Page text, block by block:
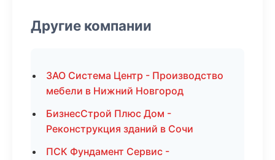
Другие компании
ЗАО Система Центр - Производство
мебели в Нижний Новгород
БизнесСтрой Плюс Дом -
Реконструкция зданий в Сочи
ПСК Фундамент Сервис -